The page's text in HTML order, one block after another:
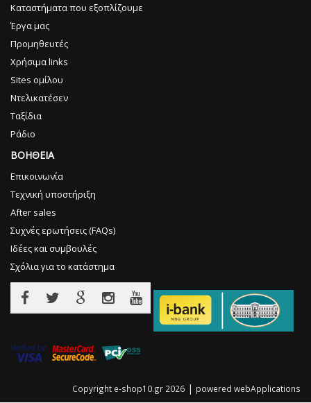
Καταστήματα που εξοπλίζουμε
Έργα μας
Προμηθευτές
Χρήσιμα links
Sites ομίλου
Ντελικατέσεν
Ταξίδια
Ράδιο
ΒΟΗΘΕΙΑ
Επικοινωνία
Τεχνική υποστήριξη
After sales
Συχνές ερωτήσεις (FAQs)
Ιδέες και συμβουλές
Σχόλια για το κατάστημα
Copyright e-shop10.gr 2026 | powered webApplications